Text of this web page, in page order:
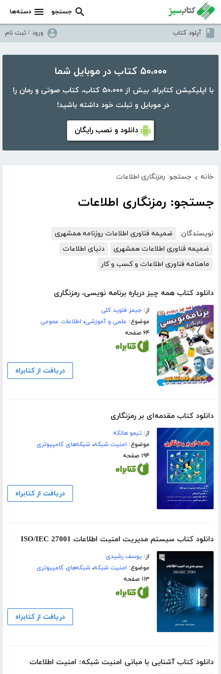
دسته‌ها جستجو
آپلود کتاب ورود / ثبت نام
۵۰،۰۰۰ کتاب در موبایل شما
با اپلیکیشن کتابراه، بیش از ۵۰،۰۰۰ کتاب، کتاب صوتی و رمان را
در موبایل و تبلت خود داشته باشید!
دانلود و نصب رایگان
خانه › جستجو: رمزنگاری اطلاعات
جستجو: رمزنگاری اطلاعات
نویسندگان:
ضمیمه فناوری اطلاعات روزنامه همشهری
ضمیمه فناوری اطلاعات همشهری
دنیای اطلاعات
ماهنامه فناوری اطلاعات و کسب و کار
دانلود کتاب همه چیز درباره برنامه نویسی، رمزنگاری
از:جیمز فلوید کلی
موضوع: علمی و آموزشی، اطلاعات عمومی
۶۴ صفحه
دریافت از کتابراه
دانلود کتاب مقدمه‌ای بر رمزنگاری
از:تیمو هانکه
موضوع: امنیت شبکه،شبکه‌های کامپیوتری
۱۹۴ صفحه
دریافت از کتابراه
دانلود کتاب سیستم مدیریت امنیت اطلاعات ISO/IEC 27001
از:یوسف رشیدی
موضوع: امنیت شبکه،شبکه‌های کامپیوتری
۱۱۳ صفحه
دریافت از کتابراه
دانلود کتاب آشنایی با مبانی امنیت شبکه: امنیت اطلاعات